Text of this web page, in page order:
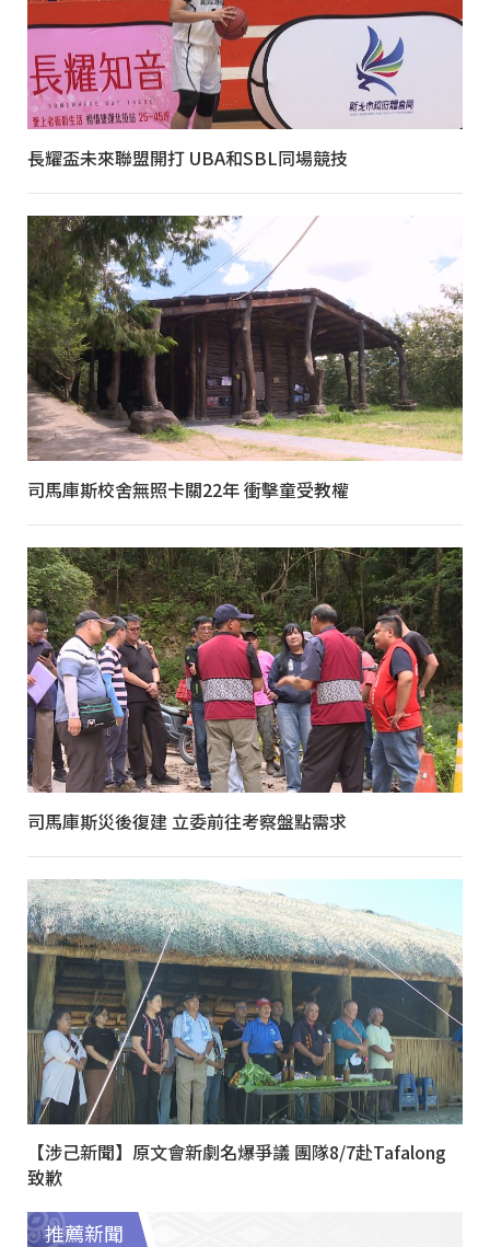
長耀盃未來聯盟開打 UBA和SBL同場競技
司馬庫斯校舍無照卡關22年 衝擊童受教權
司馬庫斯災後復建 立委前往考察盤點需求
【涉己新聞】原文會新劇名爆爭議 團隊8/7赴Tafalong
致歉
推薦新聞